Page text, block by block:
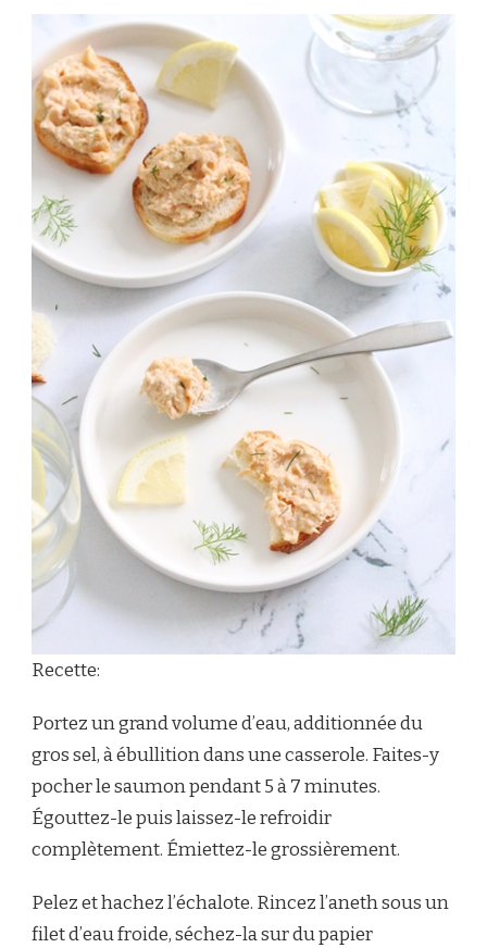
Recette:
Portez un grand volume d’eau, additionnée du
gros sel, à ébullition dans une casserole. Faites-y
pocher le saumon pendant 5 à 7 minutes.
Égouttez-le puis laissez-le refroidir
complètement. Émiettez-le grossièrement.
Pelez et hachez l’échalote. Rincez l’aneth sous un
filet d’eau froide, séchez-la sur du papier